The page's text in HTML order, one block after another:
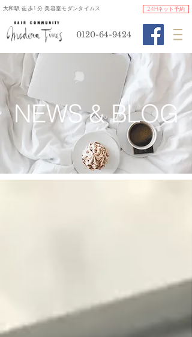
​大和駅 徒歩1分 美容室モダンタイムス
0120-64-9424
24Hネット予約
​NEWS & BLOG